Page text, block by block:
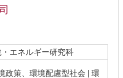
エネルギー研究科
政策、環境配慮型社会 | 環